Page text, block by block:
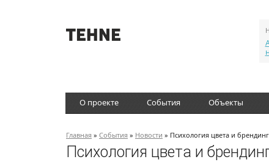
О проекте События Объекты
Главная » События » Новости » Психология цвета и
Психология цвета и